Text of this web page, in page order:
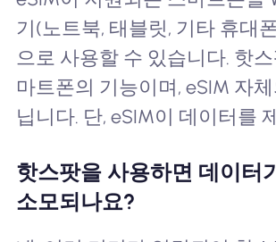
기(노트북, 태블릿, 기타 휴대
으로 사용할 수 있습니다. 핫
마트폰의 기능이며, eSIM 자
닙니다. 단, eSIM이 데이터를
핫스팟을 사용하면 데이터
소모되나요?